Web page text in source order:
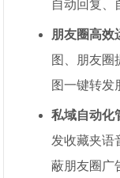
自动回复、
朋友圈高效
图、朋友圈
图一键转发
私域自动化
发收藏夹语
蔽朋友圈广